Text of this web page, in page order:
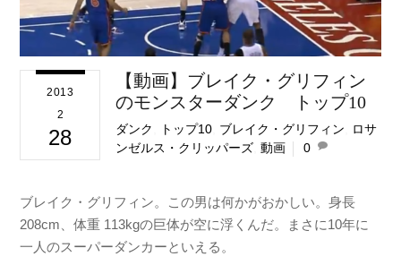
2013
2
28
【動画】ブレイク・グリフィン
のモンスターダンク トップ10
ダンク トップ10 ブレイク・グリフィン
ロサ
ンゼルス・クリッパーズ ,動画 0
ブレイク・グリフィン。この男は何かがおかしい。身長
208cm、体重 113kgの巨体が空に浮くんだ。まさに10年に
一人のスーパーダンカーといえる。